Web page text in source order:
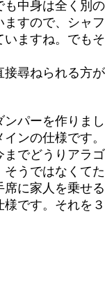
も中身は全く別
ますので、シャ
ますね。でも
尋ねられる方
パーを作りま
ンの仕様です
でどうりアラ
うではなくて
に家人を乗せ
です。それを